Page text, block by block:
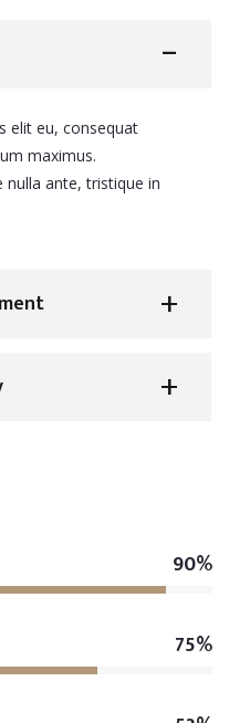
elit eu, consequat
maximus.
nulla ante, tristique in
90%
75%